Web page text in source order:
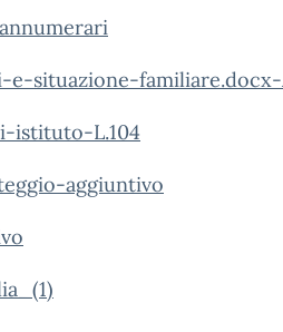
situazione-familiare.docx-
istituto-L.104
aggiuntivo